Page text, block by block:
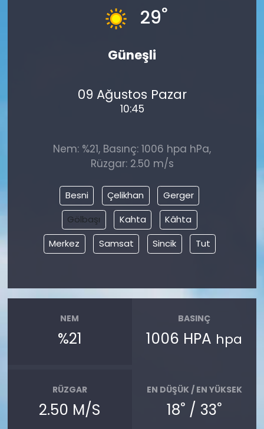
29°
Güneşli
09 Ağustos Pazar
10:45
Nem: %21, Basınç: 1006 hpa hPa,
Rüzgar: 2.50 m/s
Besni Çelikhan
Gerger
Gölbaşı
Kahta
Kâhta
Merkez
Samsat Sincik Tut
NEM
%21
BASINÇ
1006 HPA hpa
RÜZGAR
2.50 M/S
EN DÜŞÜK / EN YÜKSEK
18° / 33°